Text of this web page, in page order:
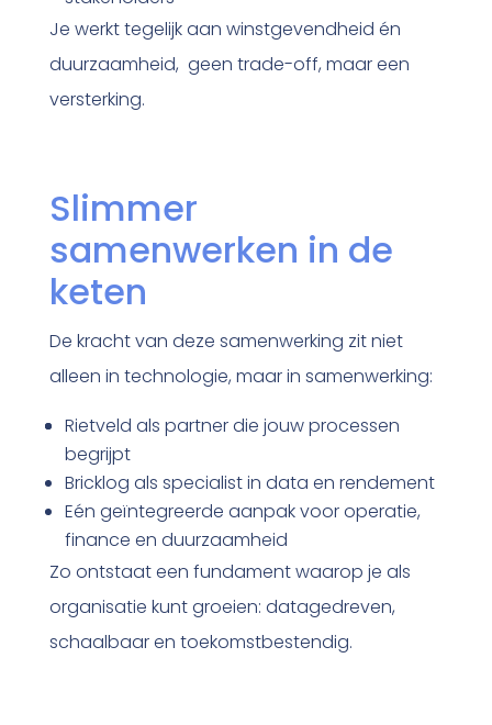
Je werkt tegelijk aan winstgevendheid én
duurzaamheid, geen trade-off, maar een
versterking.
Slimmer
samenwerken in de
keten
De kracht van deze samenwerking zit niet
alleen in technologie, maar in samenwerking:
Rietveld als partner die jouw processen
begrijpt
Bricklog als specialist in data en rendement
Eén geïntegreerde aanpak voor operatie,
finance en duurzaamheid
Zo ontstaat een fundament waarop je als
organisatie kunt groeien: datagedreven,
schaalbaar en toekomstbestendig.